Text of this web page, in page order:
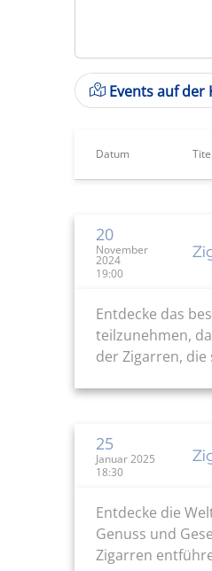
Events auf der
Datum Titel
20
November
2024
19:00
Entdecke das
teilzunehmen,
der Zigarren,
25
Januar 2025
18:30
Entdecke die
Genuss und
Zigarren